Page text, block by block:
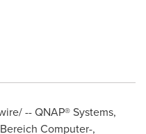
-- QNAP® Systems,
Computer-,